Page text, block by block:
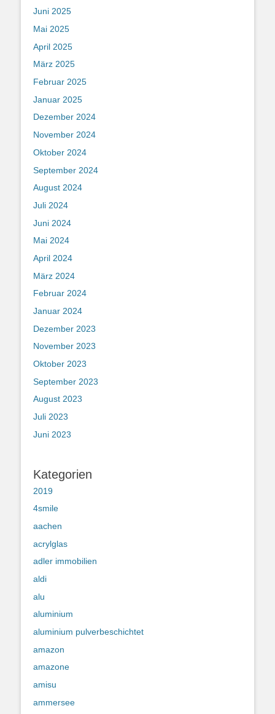
Juni 2025
Mai 2025
April 2025
März 2025
Februar 2025
Januar 2025
Dezember 2024
November 2024
Oktober 2024
September 2024
August 2024
Juli 2024
Juni 2024
Mai 2024
April 2024
März 2024
Februar 2024
Januar 2024
Dezember 2023
November 2023
Oktober 2023
September 2023
August 2023
Juli 2023
Juni 2023
Kategorien
2019
4smile
aachen
acrylglas
adler immobilien
aldi
alu
aluminium
aluminium pulverbeschichtet
amazon
amazone
amisu
ammersee